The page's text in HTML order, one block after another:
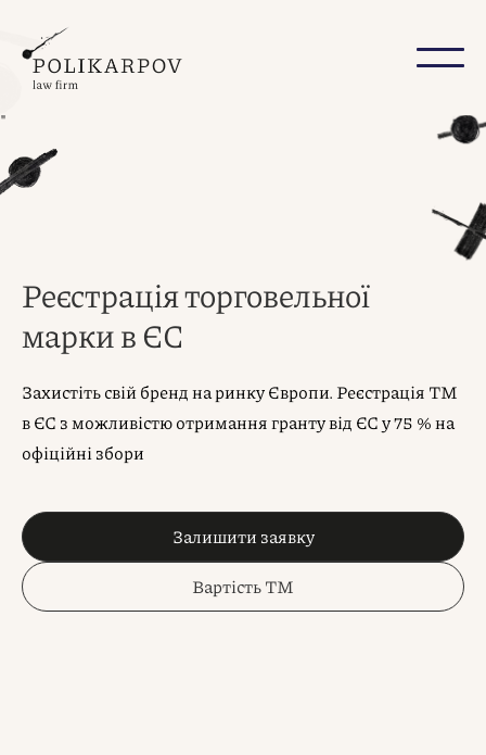
"
Реєстрація торговельної
марки в ЄС
Захистіть свій бренд на ринку Європи. Реєстрація ТМ
в ЄС з можливістю отримання гранту від ЄС у 75 % на
офіційні збори
Залишити заявку
Вартість ТМ